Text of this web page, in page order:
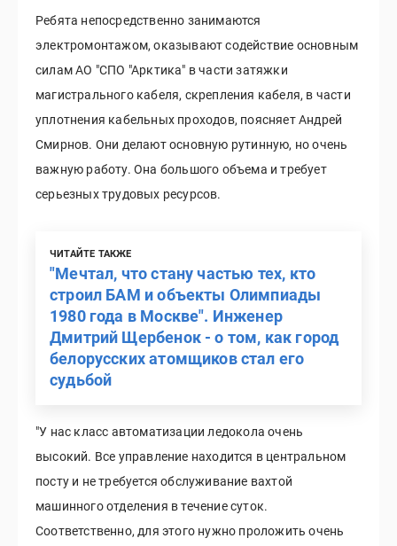
Ребята непосредственно занимаются
электромонтажом, оказывают содействие основным
силам АО "СПО "Арктика" в части затяжки
магистрального кабеля, скрепления кабеля, в части
уплотнения кабельных проходов, поясняет Андрей
Смирнов. Они делают основную рутинную, но очень
важную работу. Она большого объема и требует
серьезных трудовых ресурсов.
ЧИТАЙТЕ ТАКЖЕ
"Мечтал, что стану частью тех, кто
строил БАМ и объекты Олимпиады
1980 года в Москве". Инженер
Дмитрий Щербенок - о том, как город
белорусских атомщиков стал его
судьбой
"У нас класс автоматизации ледокола очень
высокий. Все управление находится в центральном
посту и не требуется обслуживание вахтой
машинного отделения в течение суток.
Соответственно, для этого нужно проложить очень